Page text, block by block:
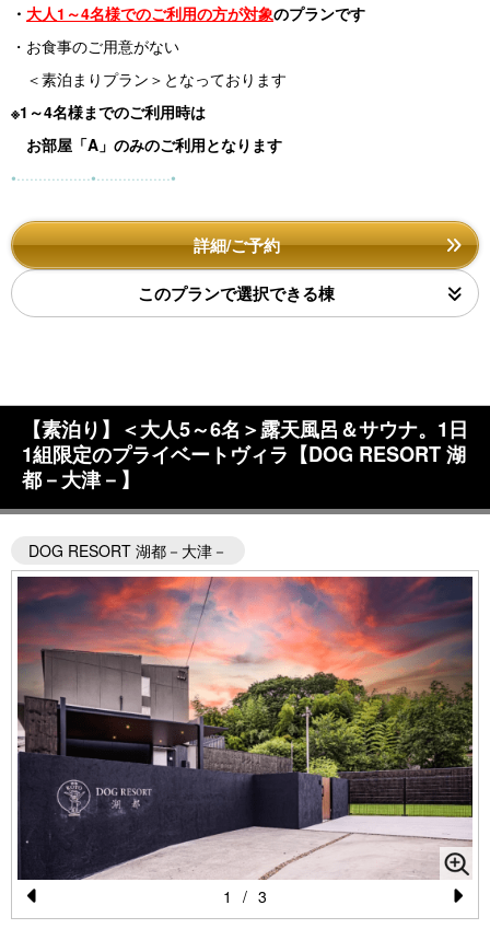
・ 大人1～4名様でのご利用の方が対象のプランです
・お食事のご用意がない
＜素泊まりプラン＞となっております
※1～4名様までのご利用時は
お部屋「A」のみのご利用となります
•·················•·················•
詳細/ご予約
このプランで選択できる棟
【素泊り】＜大人5～6名＞露天風呂＆サウナ。1日
1組限定のプライベートヴィラ【DOG RESORT 湖
都－大津－】
DOG RESORT 湖都－大津－
Pr
N
1 / 3